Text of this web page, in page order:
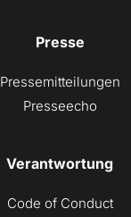
Presse
Pressemitteilungen
Presseecho
Verantwortung
Code of Conduct